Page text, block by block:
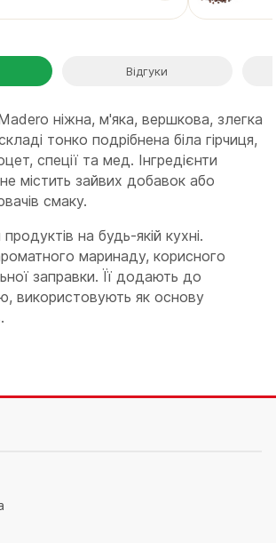
Відгуки
ніжна, м'яка, вершкова, злегка
тонко подрібнена біла гірчиця,
спеції та мед. Інгредієнти
містить зайвих добавок або
смаку.
на будь-якій кухні.
маринаду, корисного
заправки. Її додають до
використовують як основу